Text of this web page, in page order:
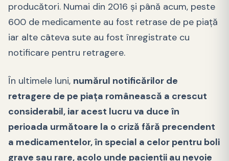
producători. Numai din 2016 și până acum, peste
600 de medicamente au fost retrase de pe piață
iar alte câteva sute au fost înregistrate cu
notificare pentru retragere.
În ultimele luni, numărul notificărilor de
retragere de pe piața românească a crescut
considerabil, iar acest lucru va duce în
perioada următoare la o criză fără precendent
a medicamentelor, în special a celor pentru boli
grave sau rare, acolo unde pacienții au nevoie